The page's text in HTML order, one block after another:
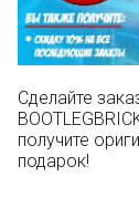
Сделайте
получите
подарок!